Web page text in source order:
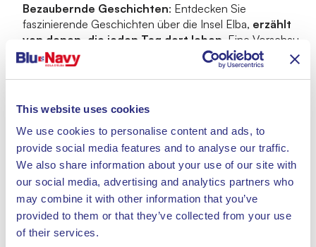
This website uses cookies
We use cookies to personalise content and ads, to
provide social media features and to analyse our traffic.
We also share information about your use of our site with
our social media, advertising and analytics partners who
may combine it with other information that you’ve
provided to them or that they’ve collected from your use
of their services.
Bezaubernde Geschichten: Entdecken Sie
faszinierende Geschichten über die Insel Elba, erzählt
von denen, die jeden Tag dort leben . Eine Vorschau
auf das, was Sie erwartet, sobald Sie Ihr Ziel erreicht
haben.
Lassen Sie sich die Gelegenheit nicht entgehen,
eines der Juwelen Italiensauf einzigartige und
aufregende Weisezu erkunden. Melden Sie sich
noch heute für unseren Newsletter an, um 5%
Rabattzu erhalten, und machen Sie sich bereit für
ein unvergessliches Erlebnis auf der Insel Elba.
Begeben Sie sich mit uns in das Paradies von Elba.